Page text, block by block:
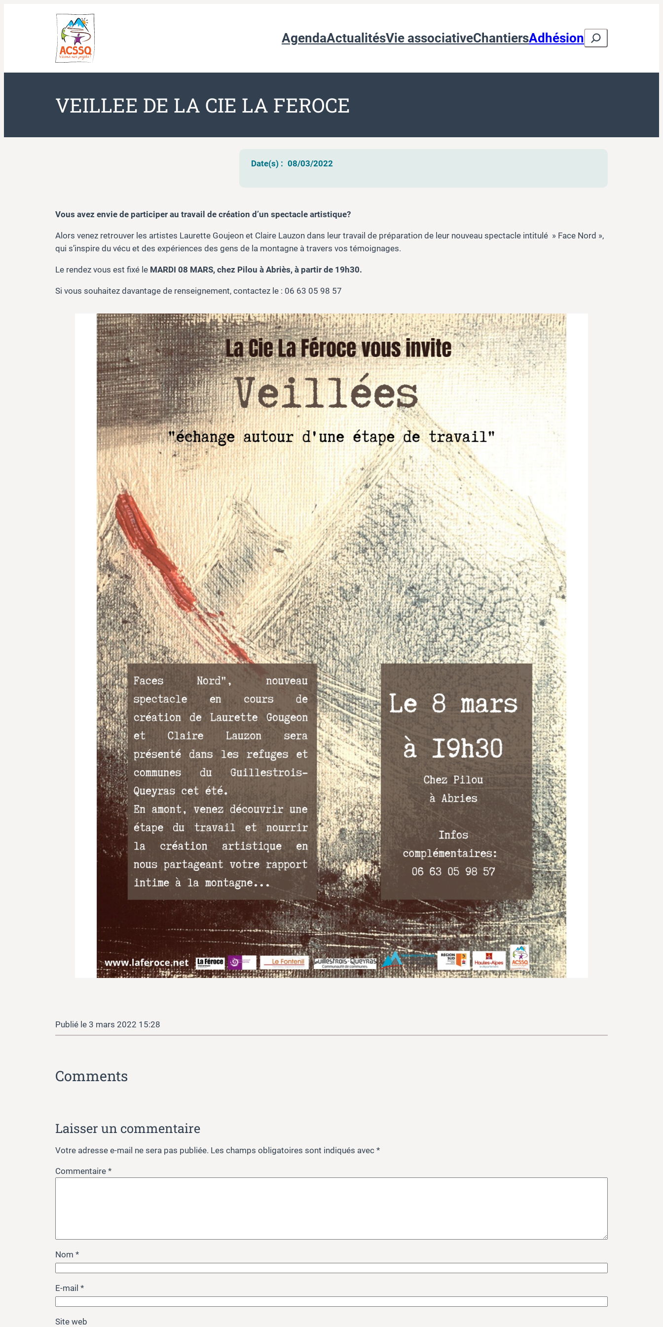
AgendaActualitésVie associativeChantiersAdhésion Search
VEILLEE DE LA CIE LA FEROCE
Date(s) : 08/03/2022
Vous avez envie de participer au travail de création d’un spectacle artistique?
Alors venez retrouver les artistes Laurette Goujeon et Claire Lauzon dans leur travail de préparation de leur nouveau spectacle intitulé » Face Nord »,
qui s’inspire du vécu et des expériences des gens de la montagne à travers vos témoignages.
Le rendez vous est fixé le MARDI 08 MARS, chez Pilou à Abriès, à partir de 19h30.
Si vous souhaitez davantage de renseignement, contactez le : 06 63 05 98 57
3 mars 2022 15:28
Comments
Laisser un commentaire
Votre adresse e-mail ne sera pas publiée. Les champs obligatoires sont indiqués avec *
Commentaire *
Nom *
E-mail *
Site web